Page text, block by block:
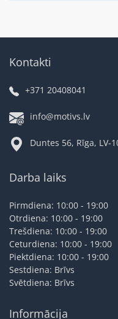
Kontakti
+371 20408041
info@motivs.lv
Duntes 56, Rīga, LV-
Darba laiks
Pirmdiena: 10:00 - 19:00
Otrdiena: 10:00 - 19:00
Trešdiena: 10:00 - 19:00
Ceturdiena: 10:00 - 19:00
Piektdiena: 10:00 - 19:00
Sestdiena: Brīvs
Svētdiena: Brīvs
Informācija